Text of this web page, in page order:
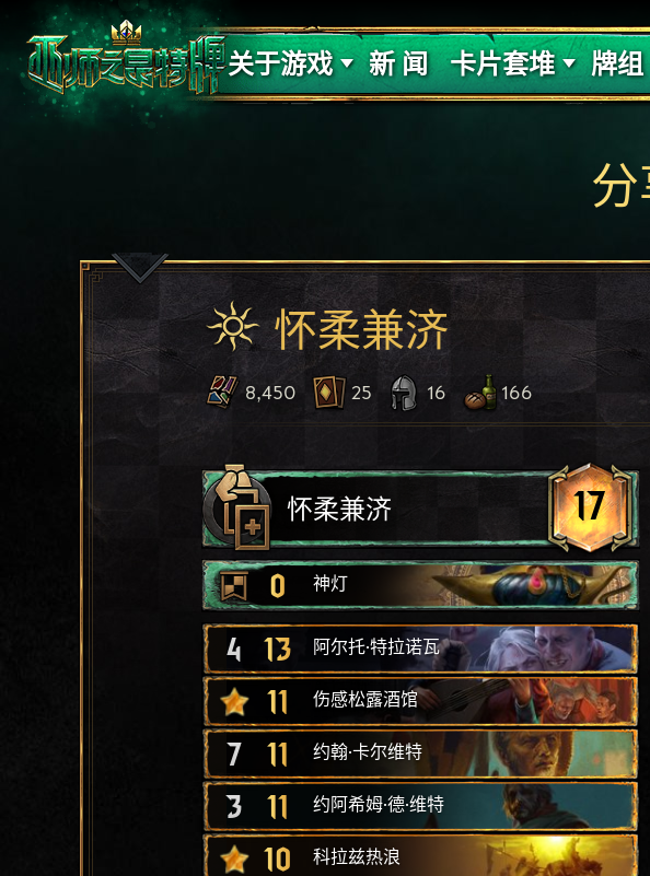
关于游戏
支持
新 闻 卡片套堆
力量的代价
牌组
牌组
分
怀柔兼济
8,450 25 16 166
怀柔兼济 17
0 神灯
4 13 阿尔托·特拉诺瓦
11 伤感松露酒馆
7 11 约翰·卡尔维特
3 11 约阿希姆·德·维特
10 科拉兹热浪